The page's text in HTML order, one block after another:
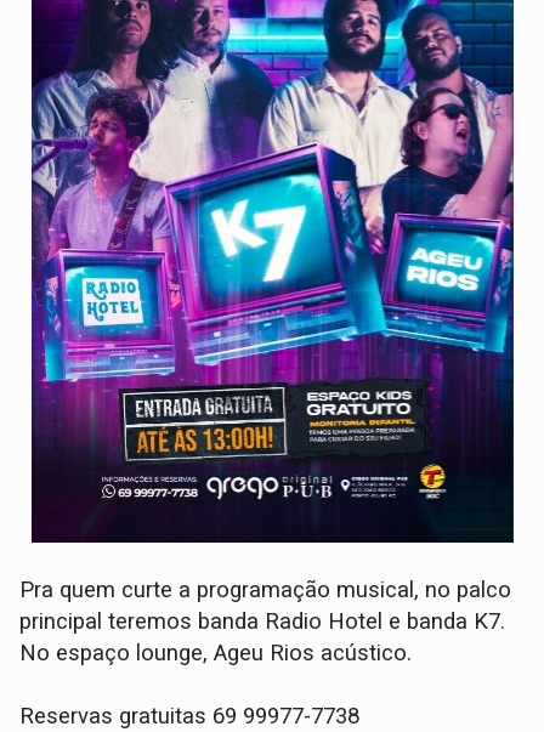
Pra quem curte a programação musical, no palco
principal teremos banda Radio Hotel e banda K7.
No espaço lounge, Ageu Rios acústico.
Reservas gratuitas 69 99977-7738